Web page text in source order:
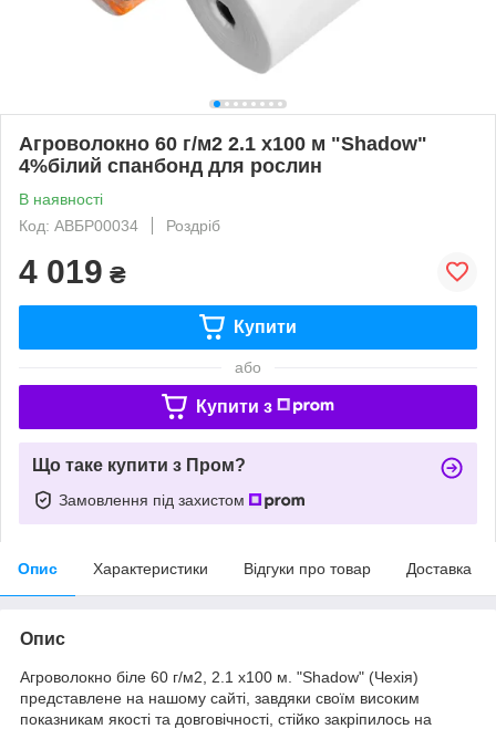
Агроволокно 60 г/м2 2.1 х100 м "Shadow"
4%білий спанбонд для рослин
В наявності
Код: АВБР00034
Роздріб
4 019 ₴
Купити
або
Купити з
Що таке купити з Пром?
Замовлення під захистом
Опис Характеристики Відгуки про товар Доставка
Опис
Агроволокно біле 60 г/м2, 2.1 х100 м. "Shadow" (Чехія)
представлене на нашому сайті, завдяки своїм високим
показникам якості та довговічності, стійко закріпилось на